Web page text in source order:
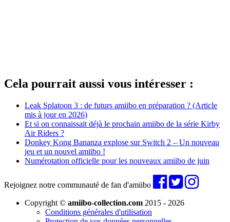
Cela pourrait aussi vous intéresser :
Leak Splatoon 3 : de futurs amiibo en préparation ? (Article
mis à jour en 2026)
Et si on connaissait déjà le prochain amiibo de la série Kirby
Air Riders ?
Donkey Kong Bananza explose sur Switch 2 – Un nouveau
jeu et un nouvel amiibo !
Numérotation officielle pour les nouveaux amiibo de juin
Rejoignez notre communauté de fan d'amiibo
Copyright © amiibo-collection.com 2015 - 2026
Conditions générales d'utilisation